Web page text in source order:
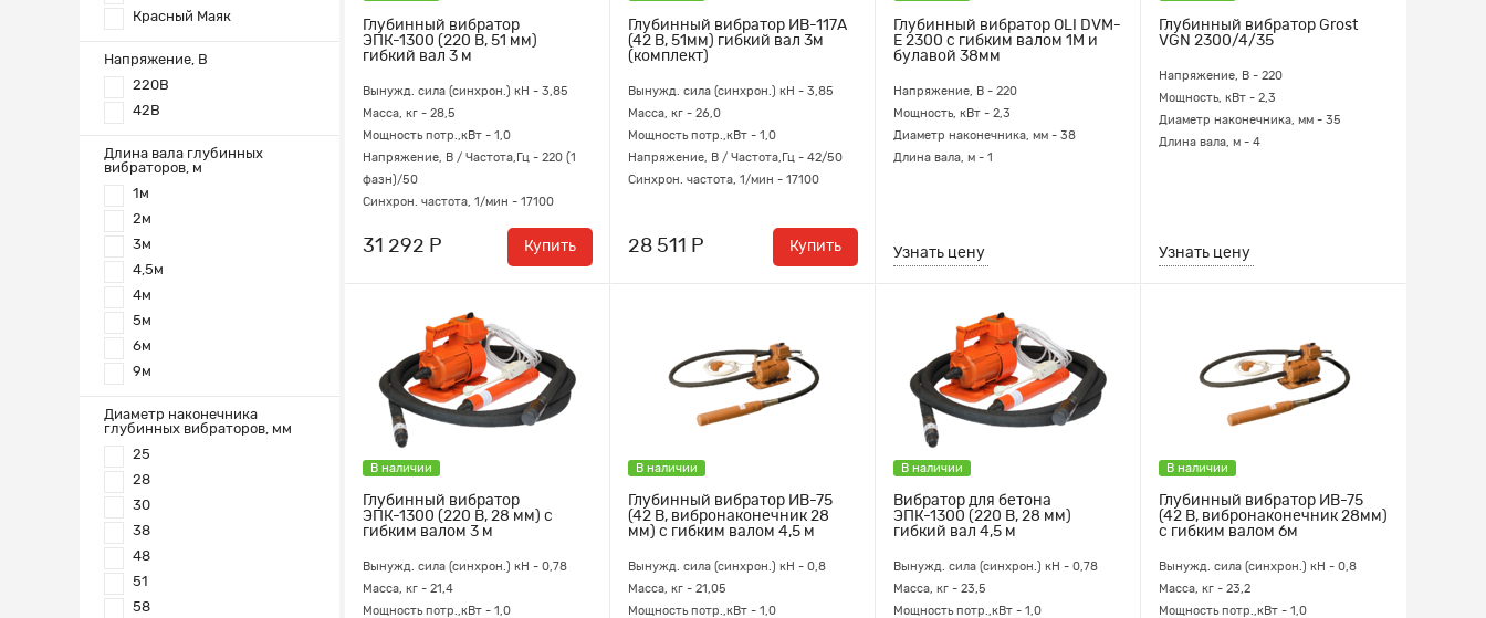
Красный Маяк
Напряжение, В
220В
42В
Длина вала глубинных
вибраторов, м
1м
2м
3м
4,5м
4м
5м
6м
9м
Диаметр наконечника
глубинных вибраторов, мм
25
28
30
38
48
51
58
Глубинный вибратор
ЭПК-1300 (220 В, 51 мм)
гибкий вал 3 м
Вынужд. сила (синхрон.) кН - 3,85
Масса, кг - 28,5
Мощность потр.,кВт - 1,0
Напряжение, В / Частота,Гц - 220 (1
фазн)/50
Синхрон. частота, 1/мин - 17100
31 292 Р Купить
Глубинный вибратор ИВ-117А
(42 В, 51мм) гибкий вал 3м
(комплект)
Вынужд. сила (синхрон.) кН - 3,85
Масса, кг - 26,0
Мощность потр.,кВт - 1,0
Напряжение, В / Частота,Гц - 42/50
Синхрон. частота, 1/мин - 17100
28 511 Р Купить
Глубинный вибратор OLI DVM-
E 2300 с гибким валом 1М и
булавой 38мм
Напряжение, В - 220
Мощность, кВт - 2,3
Диаметр наконечника, мм - 38
Длина вала, м - 1
Узнать цену
Глубинный вибратор Grost
VGN 2300/4/35
Напряжение, В - 220
Мощность, кВт - 2,3
Диаметр наконечника, мм - 35
Длина вала, м - 4
Узнать цену
В наличии
Глубинный вибратор
ЭПК-1300 (220 В, 28 мм) с
гибким валом 3 м
Вынужд. сила (синхрон.) кН - 0,78
Масса, кг - 21,4
Мощность потр.,кВт - 1,0
В наличии
Глубинный вибратор ИВ-75
(42 В, вибронаконечник 28
мм) с гибким валом 4,5 м
Вынужд. сила (синхрон.) кН - 0,8
Масса, кг - 21,05
Мощность потр.,кВт - 1,0
В наличии
Вибратор для бетона
ЭПК-1300 (220 В, 28 мм)
гибкий вал 4,5 м
Вынужд. сила (синхрон.) кН - 0,78
Масса, кг - 23,5
Мощность потр.,кВт - 1,0
В наличии
Глубинный вибратор ИВ-75
(42 В, вибронаконечник 28мм)
с гибким валом 6м
Вынужд. сила (синхрон.) кН - 0,8
Масса, кг - 23,2
Мощность потр.,кВт - 1,0